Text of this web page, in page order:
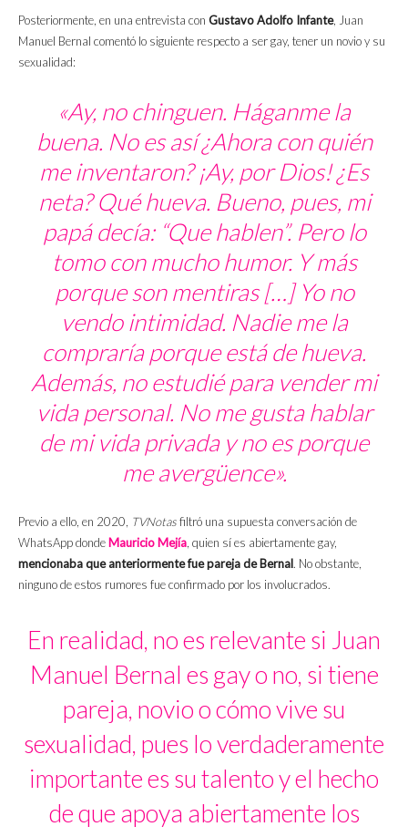
Posteriormente, en una entrevista con Gustavo Adolfo Infante, Juan
Manuel Bernal comentó lo siguiente respecto a ser gay, tener un novio y su
sexualidad:
«Ay, no chinguen. Háganme la
buena. No es así ¿Ahora con quién
me inventaron? ¡Ay, por Dios! ¿Es
neta? Qué hueva. Bueno, pues, mi
papá decía: “Que hablen”. Pero lo
tomo con mucho humor. Y más
porque son mentiras […] Yo no
vendo intimidad. Nadie me la
compraría porque está de hueva.
Además, no estudié para vender mi
vida personal. No me gusta hablar
de mi vida privada y no es porque
me avergüence».
Previo a ello, en 2020, TVNotasfiltró una supuesta conversación de
WhatsApp donde Mauricio Mejía , quien sí es abiertamente gay,
mencionaba que anteriormente fue pareja de Bernal. No obstante,
ninguno de estos rumores fue confirmado por los involucrados.
En realidad, no es relevante si Juan
Manuel Bernal es gay o no, si tiene
pareja, novio o cómo vive su
sexualidad, pues lo verdaderamente
importante es su talento y el hecho
de que apoya abiertamente los